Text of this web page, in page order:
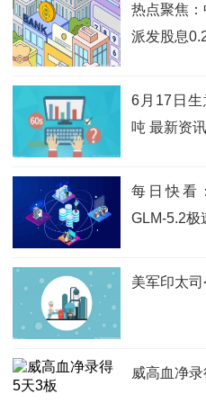
热点聚焦
派发股息
6月17日生
吨 最新资讯
每日快看
GLM-5.2极
美军印太
威高血净